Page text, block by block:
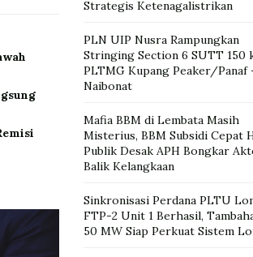
Strategis Ketenagalistrikan
PLN UIP Nusra Rampungkan
Stringing Section 6 SUTT 150
PLTMG Kupang Peaker/Panaf
Naibonat
Mafia BBM di Lembata Masih
Misterius, BBM Subsidi Cepat
Publik Desak APH Bongkar
Balik Kelangkaan
Sinkronisasi Perdana PLTU
FTP-2 Unit 1 Berhasil,
50 MW Siap Perkuat Sistem